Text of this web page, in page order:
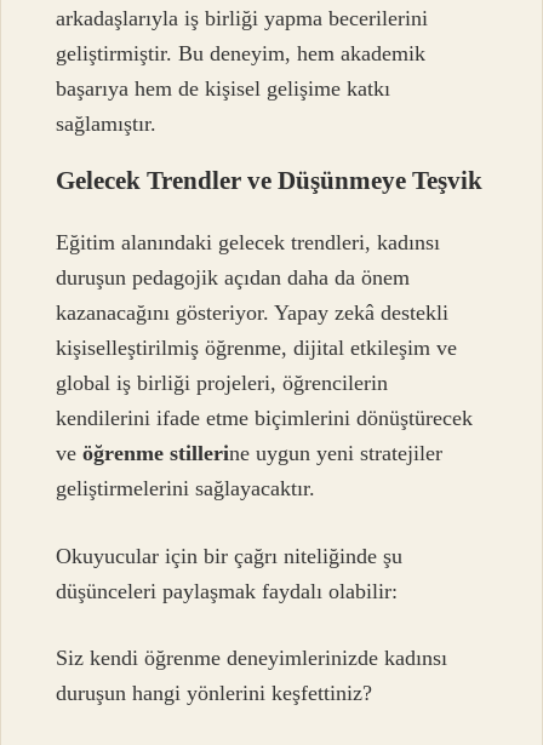
arkadaşlarıyla iş birliği yapma becerilerini
geliştirmiştir. Bu deneyim, hem akademik
başarıya hem de kişisel gelişime katkı
sağlamıştır.
Gelecek Trendler ve Düşünmeye Teşvik
Eğitim alanındaki gelecek trendleri, kadınsı
duruşun pedagojik açıdan daha da önem
kazanacağını gösteriyor. Yapay zekâ destekli
kişiselleştirilmiş öğrenme, dijital etkileşim ve
global iş birliği projeleri, öğrencilerin
kendilerini ifade etme biçimlerini dönüştürecek
veöğrenme stillerine uygun yeni stratejiler
geliştirmelerini sağlayacaktır.
Okuyucular için bir çağrı niteliğinde şu
düşünceleri paylaşmak faydalı olabilir:
Siz kendi öğrenme deneyimlerinizde kadınsı
duruşun hangi yönlerini keşfettiniz?